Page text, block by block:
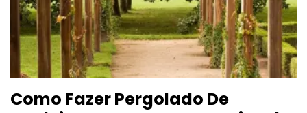
Como Fazer Pergolado De